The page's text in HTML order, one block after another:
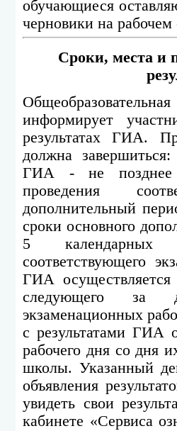
обучающиеся
черновики на рабочем
Сроки, места и
информирует
результатах ГИА.
должна
ГИА - не позднее
проведения
дополнительный
сроки основного
5 календарных
соответствующего
ГИА осуществляется
следующего за
экзаменационных
с результатами ГИА
рабочего дня со дня
школы. Указанный
объявления
увидеть свои
кабинете «Сервиса